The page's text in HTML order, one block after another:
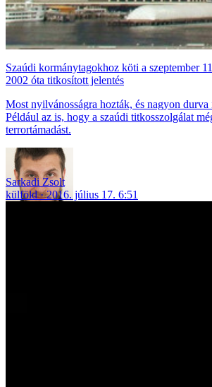
Szaúdi kormánytagokhoz köti a szeptember
2002 óta titkosított jelentés
Most nyilvánosságra hozták, és nagyon
Például az is, hogy a szaúdi titkosszolgálat
terrortámadást.
Sarkadi Zsolt
külföld
2016. július 17. 6:51